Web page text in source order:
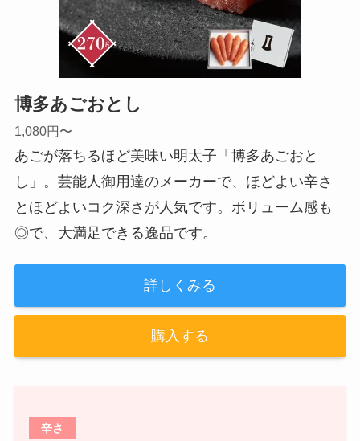
博多あごおとし
1,080円〜
あごが落ちるほど美味い明太子「博多あごおと
し」。芸能人御用達のメーカーで、ほどよい辛さ
とほどよいコク深さが人気です。ボリューム感も
◎で、大満足できる逸品です。
詳しくみる
購入する
辛さ